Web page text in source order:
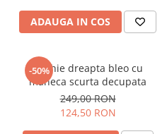
ADAUGA IN COS
-50%
Rochie dreapta bleo cu
maneca scurta decupata
249,00 RON
124,50 RON